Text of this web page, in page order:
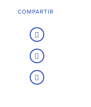
COMPARTIR